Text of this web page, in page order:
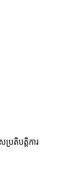
រតិបត្តិការ